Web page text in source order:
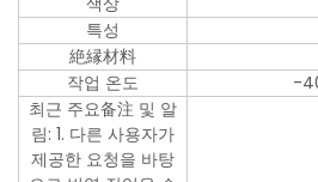
특성
絶縁材料
작업 온도
-
최근 주요备注 및 알
림: 1. 다른 사용자가
제공한 요청을 바탕